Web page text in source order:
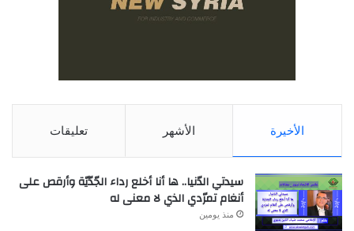
الأخيرة الأشهر تعليقات
سيدتي الدّنيا.. ها أنا أخلع رداء الجّدّيّة وأرقص على
أنغام تمرّدي الذي لا معنى له
منذ يومين